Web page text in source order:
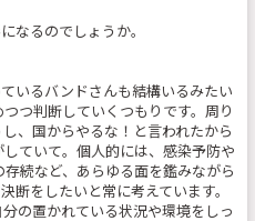
なるのでしょうか。
いるバンドさんも結構いるみたい
つ判断していくつもりです。周り
、国からやるな！と言われたから
ていて。個人的には、感染予防や
続など、あらゆる面を鑑みながら
断をしたいと常に考えています。
の置かれている状況や環境をしっ